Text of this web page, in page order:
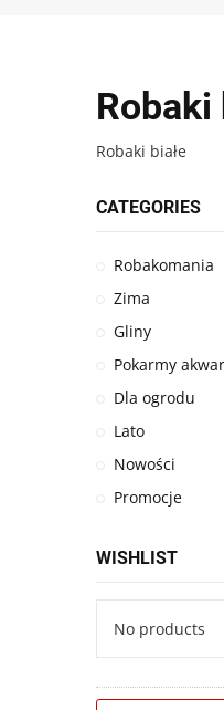
Robaki
Robaki białe
CATEGORIES
Robakomania
Zima
Gliny
Pokarmy
Dla ogrodu
Lato
Nowości
Promocje
WISHLIST
No products